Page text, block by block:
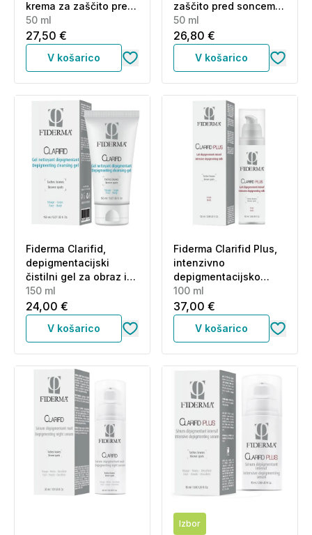
krema za zaščito pred
soncem za obraz in
telo - ZF50+ (50 ml)
50 ml
27,50 €
V košarico
zaščito pred soncem
za občutljivo kožo za
obraz - light - ZF50+
(50 ml)
50 ml
26,80 €
V košarico
Fiderma Clarifid,
depigmentacijski
čistilni gel za obraz in
telo (150 ml)
150 ml
24,00 €
V košarico
Fiderma Clarifid Plus,
intenzivno
depigmentacijsko
mleko za telo (100 ml)
100 ml
37,00 €
V košarico
Izbor